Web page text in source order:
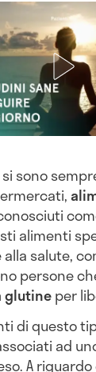
sono
alimenti
salute,
persone
glutineper
di questo
ad
A